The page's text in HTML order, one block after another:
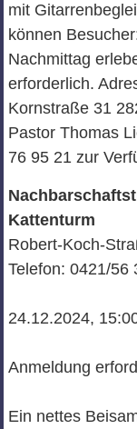
mit
können
Nachmittag
erforderlich.
Kornstraße 31
Pastor Thomas
76 95 21 zur
Kattenturm
Robert-Koch-
Telefon: 0421/56
24.12.2024,
Anmeldung
Ein nettes